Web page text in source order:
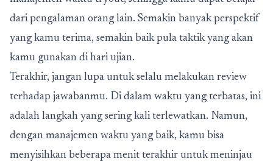
dari pengalaman orang lain. Semakin banyak perspektif
yang kamu terima, semakin baik pula taktik yang akan
kamu gunakan di hari ujian.
Terakhir, jangan lupa untuk selalu melakukan review
terhadap jawabanmu. Di dalam waktu yang terbatas, ini
adalah langkah yang sering kali terlewatkan. Namun,
dengan manajemen waktu yang baik, kamu bisa
menyisihkan beberapa menit terakhir untuk meninjau